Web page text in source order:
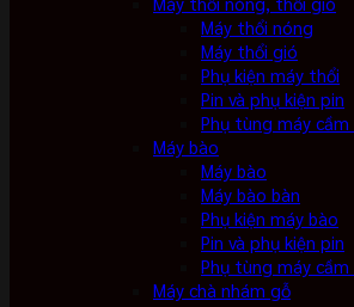
Máy thổi nóng
Máy thổi gió
Phụ kiện máy thổi
Pin và phụ kiện pin
Phụ tùng máy
Máy bào
Máy bào
Máy bào bàn
Phụ kiện máy bào
Pin và phụ kiện pin
Phụ tùng máy
Máy chà nhám gỗ